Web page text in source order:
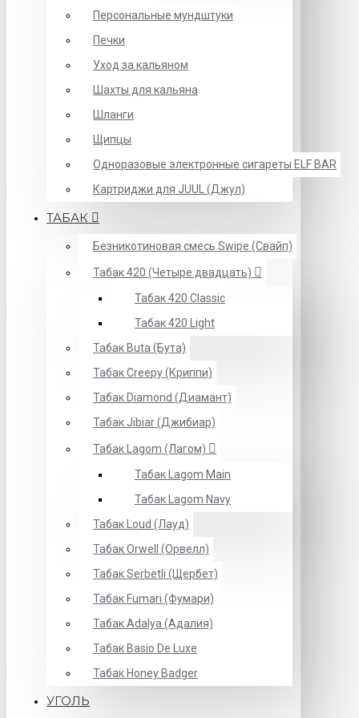
Персональные мундштуки
Печки
Уход за кальяном
Шахты для кальяна
Шланги
Щипцы
Одноразовые электронные сигареты ELF BAR
Картриджи для JUUL (Джул)
ТАБАК
Безникотиновая смесь Swipe (Свайп)
Табак 420 (Четыре двадцать)
Табак 420 Classic
Табак 420 Light
Табак Buta (Бута)
Табак Creepy (Криппи)
Табак Diamond (Диамант)
Табак Jibiar (Джибиар)
Табак Lagom (Лагом)
Табак Lagom Main
Табак Lagom Navy
Табак Loud (Лауд)
Табак Orwell (Орвелл)
Табак Serbetli (Щербет)
Табак Fumari (Фумари)
Табак Adalya (Адалия)
Табак Basio De Luxe
Табак Honey Badger
УГОЛЬ